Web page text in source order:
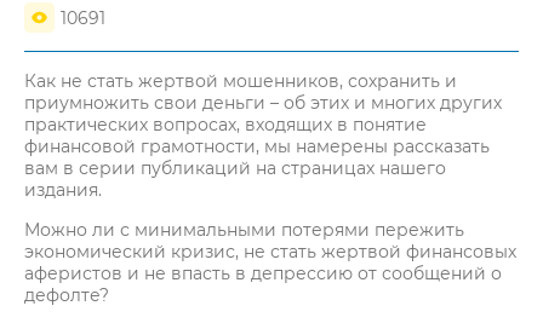
10691
Как не стать жертвой мошенников, сохранить и
приумножить свои деньги – об этих и многих других
практических вопросах, входящих в понятие
финансовой грамотности, мы намерены рассказать
вам в серии публикаций на страницах нашего
издания.
Можно ли с минимальными потерями пережить
экономический кризис, не стать жертвой финансовых
аферистов и не впасть в депрессию от сообщений о
дефолте?